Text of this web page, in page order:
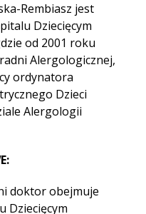
Rembiasz jest
Dziecięcym
od 2001 roku
Alergologicznej,
ordynatora
Dzieci
Alergologii
doktor obejmuje
Dziecięcym